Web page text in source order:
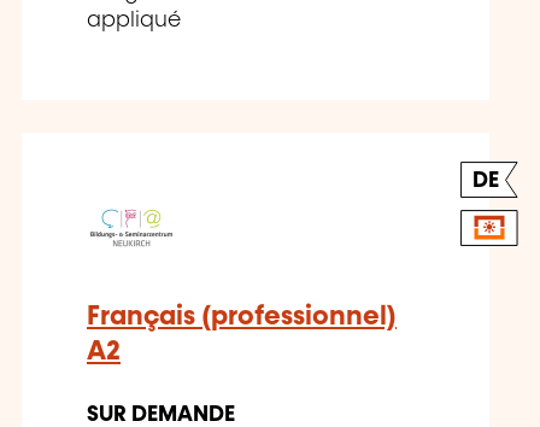
appliqué
DE
Français (professionnel)
A2
SUR DEMANDE